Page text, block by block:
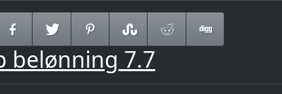
belønning 7.7